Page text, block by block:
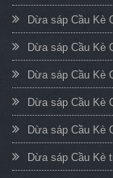
Dừa sáp Cầu Kè
Dừa sáp Cầu Kè
Dừa sáp Cầu Kè
Dừa sáp Cầu Kè
Dừa sáp Cầu Kè
Dừa sáp Cầu Kè